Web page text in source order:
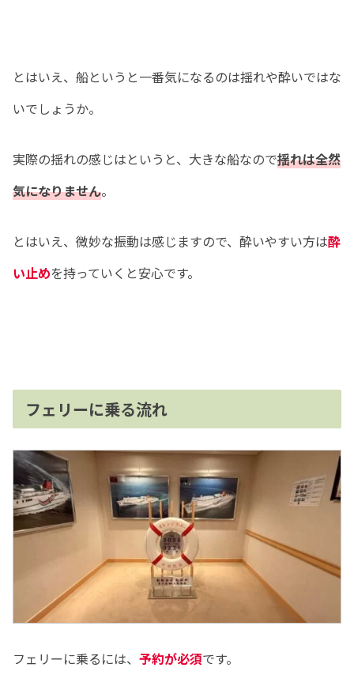
とはいえ、船というと一番気になるのは揺れや酔いではな
いでしょうか。
実際の揺れの感じはというと、大きな船なので揺れは全然
気になりません。
とはいえ、微妙な振動は感じますので、酔いやすい方は酔
い止めを持っていくと安心です。
フェリーに乗る流れ
フェリーに乗るには、 予約が必須です。